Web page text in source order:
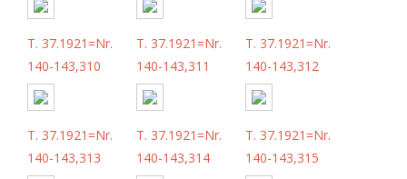
T. 37.1921=Nr.
140-143,310
T. 37.1921=Nr.
140-143,311
T. 37.1921=Nr.
140-143,312
T. 37.1921=Nr.
140-143,313
T. 37.1921=Nr.
140-143,314
T. 37.1921=Nr.
140-143,315